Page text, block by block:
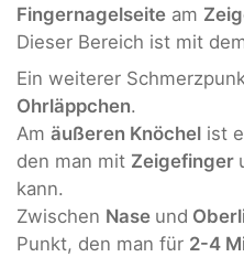
Fingernagelseite am
Dieser Bereich ist mit
Ein weiterer
Ohrläppchen.
Am äußeren Knöchel ist
den man mit Zeigefinger
kann.
Zwischen Nase und
Punkt, den man für 2-4